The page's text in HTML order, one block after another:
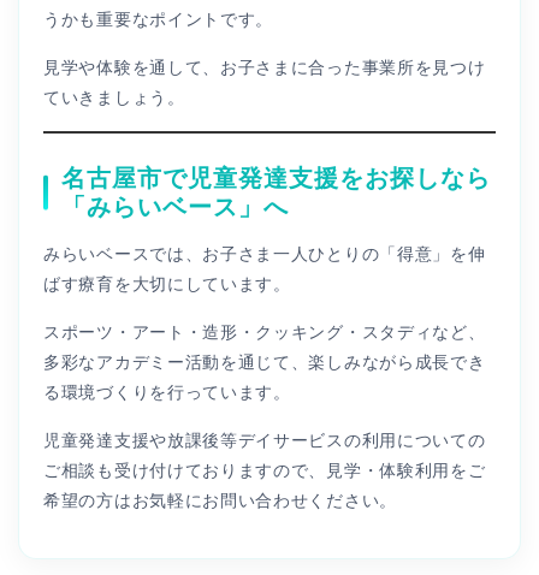
うかも重要なポイントです。
見学や体験を通して、お子さまに合った事業所を見つけ
ていきましょう。
名古屋市で児童発達支援をお探しなら
「みらいベース」へ
みらいベースでは、お子さま一人ひとりの「得意」を伸
ばす療育を大切にしています。
スポーツ・アート・造形・クッキング・スタディなど、
多彩なアカデミー活動を通じて、楽しみながら成長でき
る環境づくりを行っています。
児童発達支援や放課後等デイサービスの利用についての
ご相談も受け付けておりますので、見学・体験利用をご
希望の方はお気軽にお問い合わせください。